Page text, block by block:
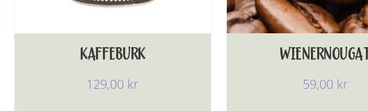
KAFFEBURK
129,00 kr 59,00 kr